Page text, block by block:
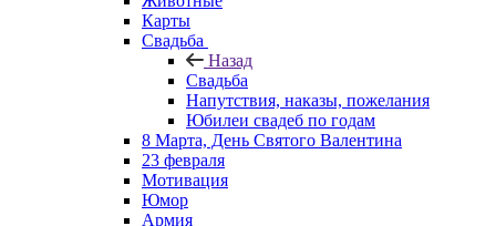
Карты
Свадьба
Назад
Свадьба
Напутствия, наказы, пожелания
Юбилеи свадеб по годам
8 Марта, День Святого Валентина
23 февраля
Мотивация
Юмор
Армия